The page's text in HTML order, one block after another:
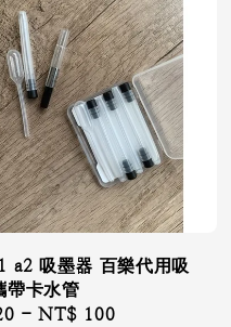
a2 吸墨器 百樂代用吸
帶卡水管
- NT$ 100